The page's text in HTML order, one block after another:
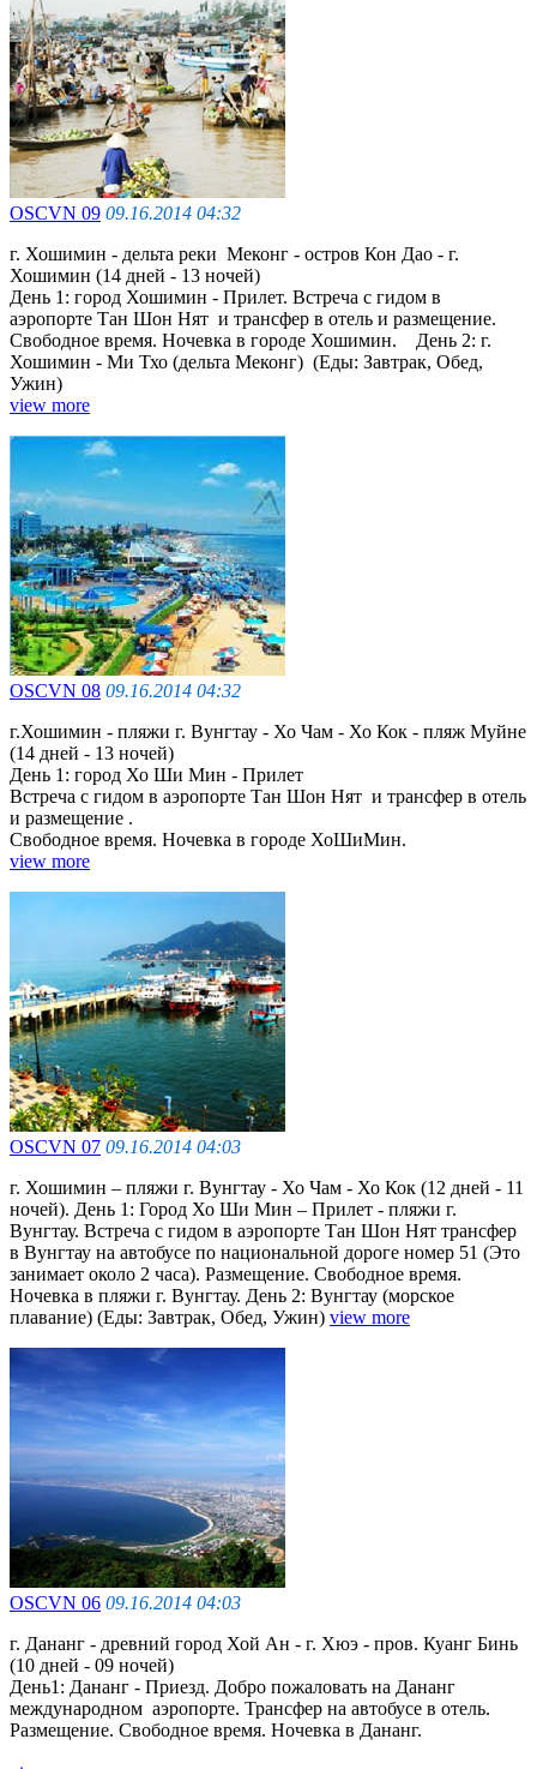
OSCVN 09 09.16.2014 04:32
г. Хошимин - дельта реки Меконг - остров Кон Дао - г.
Хошимин (14 дней - 13 ночей)
День 1: город Хошимин - Прилет. Встреча с гидом в
аэропорте Тан Шон Нят и трансфер в отель и размещение.
Cвободное время. Ночевка в городе Хошимин. День 2: г.
Хошимин - Ми Тхо (дельта Меконг) (Еды: Завтрак, Обед,
Ужин)
view more
OSCVN 08 09.16.2014 04:32
г.Хошимин - пляжи г. Вунгтау - Хо Чам - Хо Кок - пляж Муйне
(14 дней - 13 ночей)
День 1: город Хо Ши Мин - Прилет
Встреча с гидом в аэропорте Тан Шон Нят и трансфер в отель
и размещение .
Cвободное время. Ночевка в городе ХоШиМин.
view more
OSCVN 07 09.16.2014 04:03
г. Хошимин – пляжи г. Вунгтау - Хо Чaм - Хо Кок (12 дней - 11
ночей). День 1: Город Хо Ши Мин – Прилет - пляжи г.
Вунгтау. Встреча с гидом в аэропорте Тан Шон Нят трансфер
в Вунгтау на автобусе по национальной дороге номер 51 (Это
занимает около 2 часа). Размещение. Cвободное время.
Ночевка в пляжи г. Вунгтау. День 2: Вунгтау (морское
плавание) (Еды: Завтрак, Обед, Ужин) view more
OSCVN 06 09.16.2014 04:03
г. Дананг - древний город Хой Ан - г. Хюэ - пров. Куанг Бинь
(10 дней - 09 ночей)
День1: Дананг - Приезд. Добро пожаловать на Дананг
международном аэропорте. Трансфер на автобусе в отель.
Размещение. Свободное время. Ночевка в Дананг.